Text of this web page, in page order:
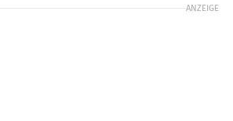
ANZEIGE